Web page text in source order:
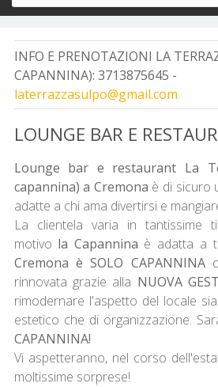
INFO E PRENOTAZIONI LA
CAPANNINA):
3713875645 -
laterrazzasulpo@gmail.com
LOUNGE BAR E
Lounge bar e restaurant La
capannina) a Cremona è di sicuro
adatte a chi ama divertirsi e
La clientela varia in tantissime
motivo la Capannina è adatta a
Cremona è SOLO CAPANNINA
rinnovata grazie alla NUOVA
rimodernare l'aspetto del locale
estetico che di organizzazione.
CAPANNINA!
Vi aspetteranno, nel corso
moltissime sorprese!